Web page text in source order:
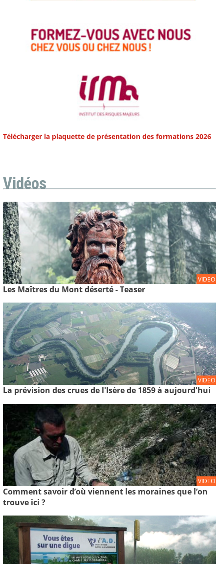
Télécharger la plaquette de présentation des formations 2026
Vidéos
VIDEO
Les Maîtres du Mont déserté - Teaser
VIDEO
La prévision des crues de l'Isère de 1859 à aujourd'hui
VIDEO
Comment savoir d’où viennent les moraines que l’on
trouve ici ?